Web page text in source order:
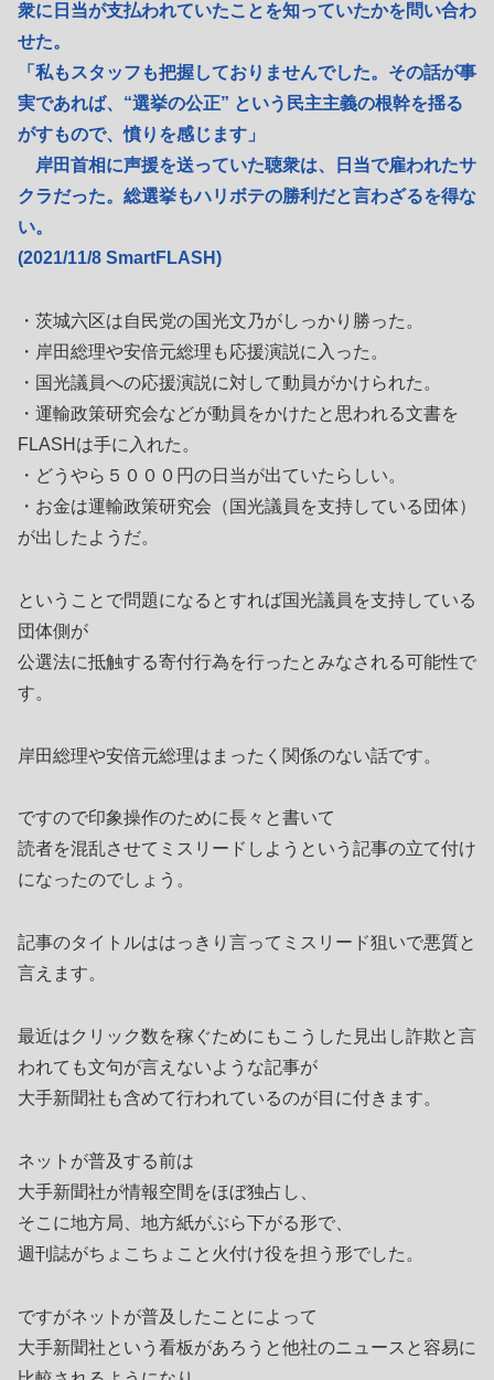
衆に日当が支払われていたことを知っていたかを問い合わ
せた。
「私もスタッフも把握しておりませんでした。その話が事
実であれば、“選挙の公正” という民主主義の根幹を揺る
がすもので、憤りを感じます」
岸田首相に声援を送っていた聴衆は、日当で雇われたサ
クラだった。総選挙もハリボテの勝利だと言わざるを得な
い。
(2021/11/8 SmartFLASH)
・茨城六区は自民党の国光文乃がしっかり勝った。
・岸田総理や安倍元総理も応援演説に入った。
・国光議員への応援演説に対して動員がかけられた。
・運輸政策研究会などが動員をかけたと思われる文書を
FLASHは手に入れた。
・どうやら５０００円の日当が出ていたらしい。
・お金は運輸政策研究会（国光議員を支持している団体）
が出したようだ。
ということで問題になるとすれば国光議員を支持している
団体側が
公選法に抵触する寄付行為を行ったとみなされる可能性で
す。
岸田総理や安倍元総理はまったく関係のない話です。
ですので印象操作のために長々と書いて
読者を混乱させてミスリードしようという記事の立て付け
になったのでしょう。
記事のタイトルははっきり言ってミスリード狙いで悪質と
言えます。
最近はクリック数を稼ぐためにもこうした見出し詐欺と言
われても文句が言えないような記事が
大手新聞社も含めて行われているのが目に付きます。
ネットが普及する前は
大手新聞社が情報空間をほぼ独占し、
そこに地方局、地方紙がぶら下がる形で、
週刊誌がちょこちょこと火付け役を担う形でした。
ですがネットが普及したことによって
大手新聞社という看板があろうと他社のニュースと容易に